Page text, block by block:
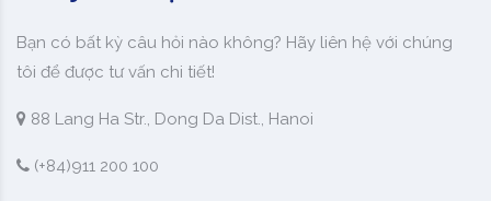
Bạn có bất kỳ câu hỏi nào không? Hãy liên hệ với chúng
tôi để được tư vấn chi tiết!
88 Lang Ha Str., Dong Da Dist., Hanoi
(+84)911 200 100